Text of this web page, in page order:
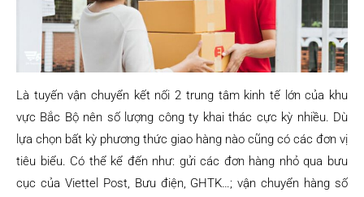
Là tuyến vận chuyển kết nối 2 trung tâm kinh tế lớn của khu
vực Bắc Bộ nên số lượng công ty khai thác cực kỳ nhiều. Dù
lựa chọn bất kỳ phương thức giao hàng nào cũng có các đơn vị
tiêu biểu. Có thể kể đến như: gửi các đơn hàng nhỏ qua bưu
cục của Viettel Post, Bưu điện, GHTK…; vận chuyển hàng số